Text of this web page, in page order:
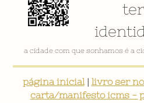
ter
a cidade com que sonhamos é a
página inicial| livro ser
carta/manifesto icms -